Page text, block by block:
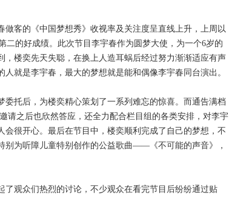
的《中国梦想秀》收视率及关注度呈直线上升，上周以
二的好成绩。此次节目李宇春作为圆梦大使，为一个6岁的
，楼奕先天失聪，在换上人造耳蜗后经过努力渐渐适应有声
就是李宇春，最大的梦想就是能和偶像李宇春同台演出。
后，为楼奕精心策划了一系列难忘的惊喜。而通告满档
请之后也欣然答应，还全力配合栏目组的各类安排，对李宇
会很开心。最后在节目中，楼奕顺利完成了自己的梦想，不
别为听障儿童特别创作的公益歌曲——《不可能的声音》，
众们热烈的讨论，不少观众在看完节目后纷纷通过贴